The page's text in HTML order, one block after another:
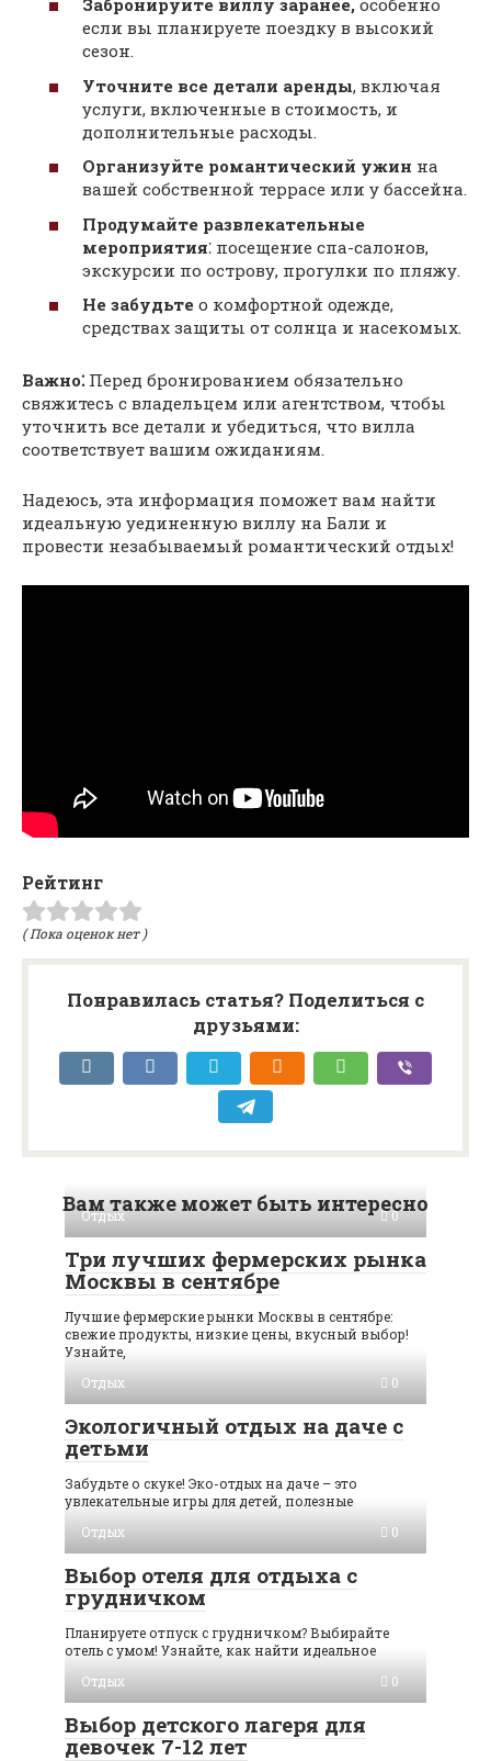
Забронируйте виллу заранее, особенно
если вы планируете поездку в высокий
сезон.
Уточните все детали аренды, включая
услуги, включенные в стоимость, и
дополнительные расходы.
Организуйте романтический ужин на
вашей собственной террасе или у бассейна.
Продумайте развлекательные
мероприятия⁚ посещение спа-салонов,
экскурсии по острову, прогулки по пляжу.
Не забудьте о комфортной одежде,
средствах защиты от солнца и насекомых.
Важно⁚ Перед бронированием обязательно
свяжитесь с владельцем или агентством, чтобы
уточнить все детали и убедиться, что вилла
соответствует вашим ожиданиям.
Надеюсь, эта информация поможет вам найти
идеальную уединенную виллу на Бали и
провести незабываемый романтический отдых!
Рейтинг
( Пока оценок нет )
Понравилась статья? Поделиться с
друзьями:
Вам также может быть интересно
Отдых 0
Три лучших фермерских рынка
Москвы в сентябре
Лучшие фермерские рынки Москвы в сентябре:
свежие продукты, низкие цены, вкусный выбор!
Узнайте,
Отдых
0
Экологичный отдых на даче с
детьми
Забудьте о скуке! Эко-отдых на даче – это
увлекательные игры для детей, полезные
Отдых
0
Выбор отеля для отдыха с
грудничком
Планируете отпуск с грудничком? Выбирайте
отель с умом! Узнайте, как найти идеальное
Отдых
0
Выбор детского лагеря для
девочек 7-12 лет